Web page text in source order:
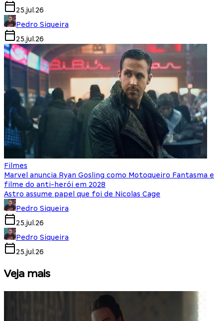
25.jul.26
Pedro Siqueira
25.jul.26
Filmes
Marvel anuncia Ryan Gosling como Motoqueiro Fantasma e
filme do anti-herói em 2028
Astro assume papel que foi de Nicolas Cage
Pedro Siqueira
25.jul.26
Pedro Siqueira
25.jul.26
Veja mais